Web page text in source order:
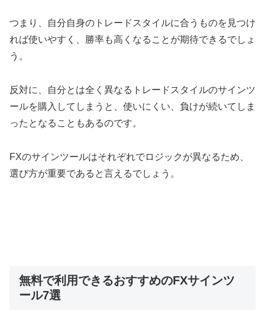
つまり、自分自身のトレードスタイルに合うものを見つけ
れば使いやすく、勝率も高くなることが期待できるでしょ
う。
反対に、自分とは全く異なるトレードスタイルのサインツ
ールを購入してしまうと、使いにくい、負けが続いてしま
ったとなることもあるのです。
FXのサインツールはそれぞれでロジックが異なるため、
選び方が重要であると言えるでしょう。
無料で利用できるおすすめのFXサインツ
ール7選